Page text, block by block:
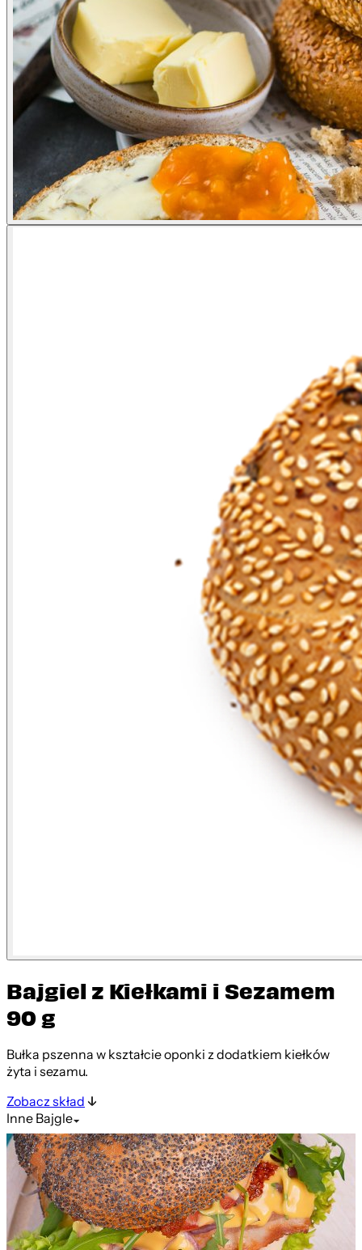
Bajgiel z Kiełkami i Sezamem
90 g
Bułka pszenna w kształcie oponki z dodatkiem kiełków
żyta i sezamu.
Zobacz skład
InneBajgle